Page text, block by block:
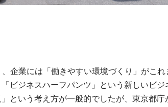
企業には「働きやすい環境づくり」がこれ
ビジネスハーフパンツ」という新しいビジ
という考え方が一般的でしたが、東京都庁